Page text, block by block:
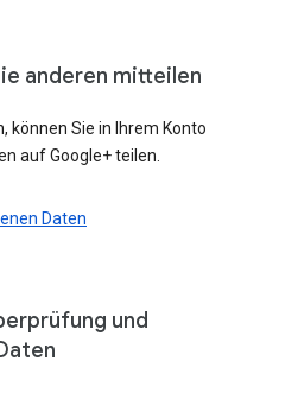
anderen mitteilen
können Sie in Ihrem Konto
auf Google+ teilen.
Daten
und